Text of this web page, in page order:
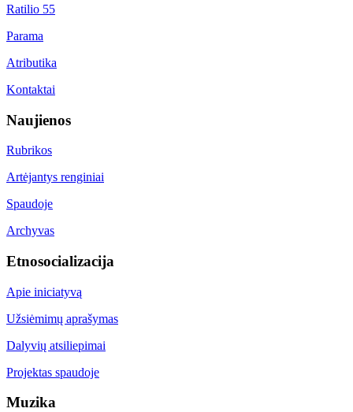
Ratilio 55
Parama
Atributika
Kontaktai
Naujienos
Rubrikos
Artėjantys renginiai
Spaudoje
Archyvas
Etnosocializacija
Apie iniciatyvą
Užsiėmimų aprašymas
Dalyvių atsiliepimai
Projektas spaudoje
Muzika